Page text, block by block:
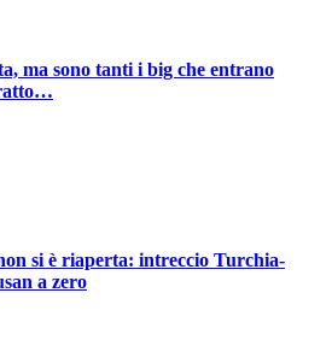
ma sono tanti i big che entrano
si è riaperta: intreccio Turchia-
a zero